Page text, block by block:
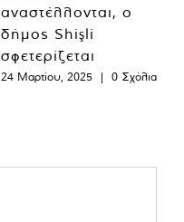
αναστέλλονται, ο
δήμος Shişli
σφετερίζεται
24 Μαρτίου, 2025 | 0 Σχόλια